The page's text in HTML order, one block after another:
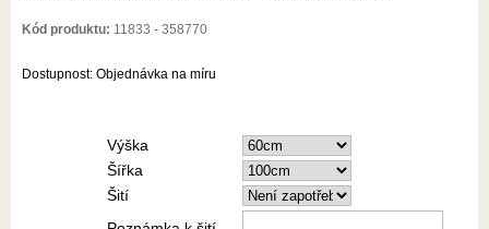
Kód produktu: 11833 - 358770
Dostupnost: Objednávka na míru
Výška
Šířka
Šití